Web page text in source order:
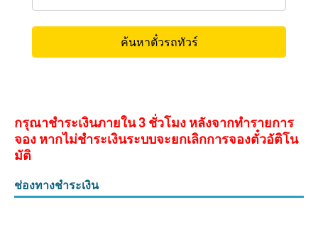
กรุณาชำระเงินภายใน 3 ชั่วโมง หลังจากทำรายการ
จอง หากไม่ชำระเงินระบบจะยกเลิกการจองตั๋วอัติโน
มัติ
ช่องทางชำระเงิน